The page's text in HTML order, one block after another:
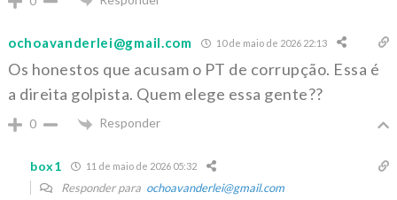
ochoavanderlei@gmail.com 10 de maio de 2026 22:13
Os honestos que acusam o PT de corrupção. Essa é
a direita golpista. Quem elege essa gente??
0 Responder
box1 11 de maio de 2026 05:32
Responder para ochoavanderlei@gmail.com